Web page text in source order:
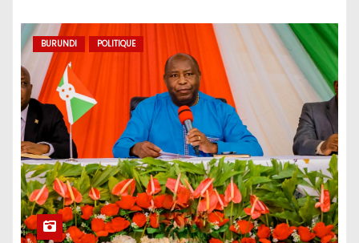
BURUNDI POLITIQUE